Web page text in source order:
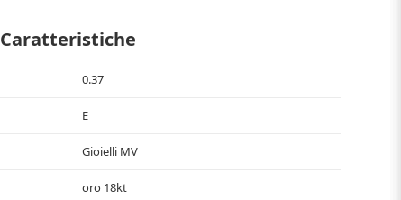
Caratteristiche
0.37
E
Gioielli MV
oro 18kt